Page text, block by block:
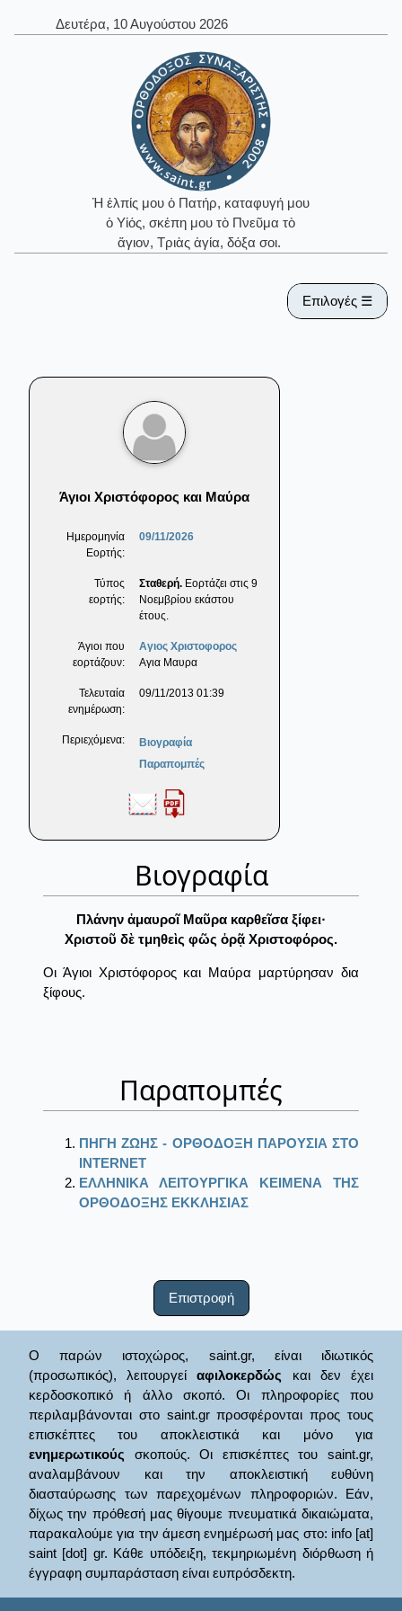
Δευτέρα, 10 Αυγούστου 2026
Ἡ ἐλπίς μου ὁ Πατήρ, καταφυγή μου
ὁ Υἱός, σκέπη μου τὸ Πνεῦμα τὸ
ἅγιον, Τριὰς ἁγία, δόξα σοι.
Επιλογές ☰
Άγιοι Χριστόφορος και Μαύρα
Ημερομηνία
Εορτής:
09/11/2026
Τύπος
εορτής:
Σταθερή. Εορτάζει στις 9
Νοεμβρίου εκάστου
έτους.
Άγιοι που
εορτάζουν:
Αγιος Χριστοφορος
Αγια Μαυρα
Τελευταία
ενημέρωση:
09/11/2013 01:39
Περιεχόμενα:
Βιογραφία
Παραπομπές
Βιογραφία
Πλάνην ἀμαυροῖ Μαῦρα καρθεῖσα ξίφει·
Χριστοῦ δὲ τμηθεὶς φῶς ὁρᾷ Χριστοφόρος.
Οι Άγιοι Χριστόφορος και Μαύρα μαρτύρησαν δια
ξίφους.
Παραπομπές
ΠΗΓΗ ΖΩΗΣ - ΟΡΘΟΔΟΞΗ ΠΑΡΟΥΣΙΑ ΣΤΟ
ΙΝΤΕRΝΕΤ
ΕΛΛΗΝΙΚΑ ΛΕΙΤΟΥΡΓΙΚΑ ΚΕΙΜΕΝΑ ΤΗΣ
ΟΡΘΟΔΟΞΗΣ ΕΚΚΛΗΣΙΑΣ
Επιστροφή
Ο παρών ιστοχώρος, saint.gr, είναι ιδιωτικός
(προσωπικός), λειτουργείαφιλοκερδώς και δεν έχει
κερδοσκοπικό ή άλλο σκοπό. Οι πληροφορίες που
περιλαμβάνονται στο saint.gr προσφέρονται προς τους
επισκέπτες του αποκλειστικά και μόνο για
ενημερωτικούς σκοπούς. Οι επισκέπτες του saint.gr,
αναλαμβάνουν και την αποκλειστική ευθύνη
διασταύρωσης των παρεχομένων πληροφοριών. Εάν,
δίχως την πρόθεσή μας θίγουμε πνευματικά δικαιώματα,
παρακαλούμε για την άμεση ενημέρωσή μας στο: info [at]
saint [dot] gr. Κάθε υπόδειξη, τεκμηριωμένη διόρθωση ή
έγγραφη συμπαράσταση είναι ευπρόσδεκτη.